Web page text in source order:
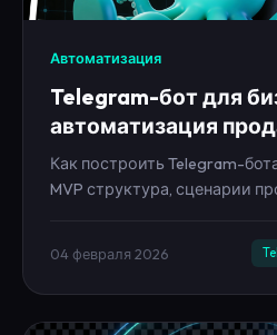
Автоматизация
Telegram-бот для
автоматизация
поддержки в 2026
Как построить Telegram-
MVP структура, сценарии
04 февраля 2026